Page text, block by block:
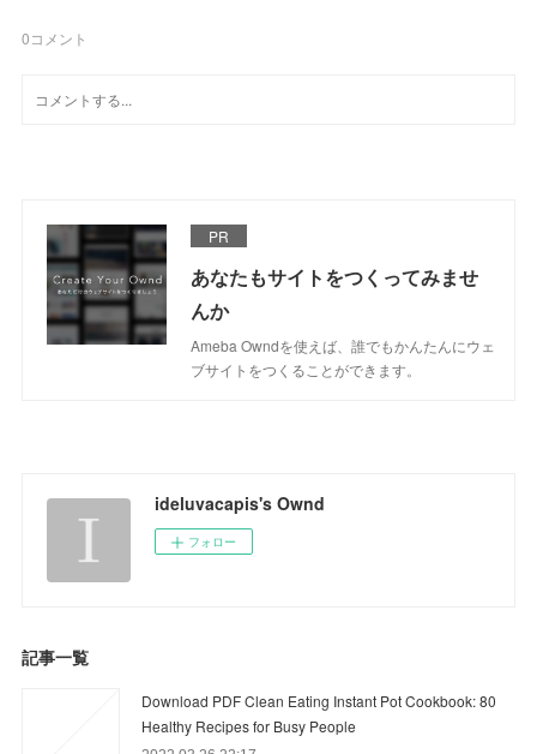
0コメント
PR
あなたもサイトをつくってみませ
んか
Ameba Owndを使えば、誰でもかんたんにウェ
ブサイトをつくることができます。
ideluvacapis's Ownd
フォロー
記事一覧
Download PDF Clean Eating Instant Pot Cookbook: 80
Healthy Recipes for Busy People